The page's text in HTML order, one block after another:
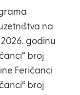
na
godinu
broj
Feričanci
broj